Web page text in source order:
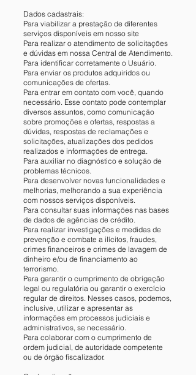
Dados cadastrais:
Para viabilizar a prestação de diferentes
serviços disponíveis em nosso site
Para realizar o atendimento de solicitações
e dúvidas em nossa Central de Atendimento.
Para identificar corretamente o Usuário.
Para enviar os produtos adquiridos ou
comunicações de ofertas.
Para entrar em contato com você, quando
necessário. Esse contato pode contemplar
diversos assuntos, como comunicação
sobre promoções e ofertas, respostas a
dúvidas, respostas de reclamações e
solicitações, atualizações dos pedidos
realizados e informações de entrega.
Para auxiliar no diagnóstico e solução de
problemas técnicos.
Para desenvolver novas funcionalidades e
melhorias, melhorando a sua experiência
com nossos serviços disponíveis.
Para consultar suas informações nas bases
de dados de agências de crédito.
Para realizar investigações e medidas de
prevenção e combate a ilícitos, fraudes,
crimes financeiros e crimes de lavagem de
dinheiro e/ou de financiamento ao
terrorismo.
Para garantir o cumprimento de obrigação
legal ou regulatória ou garantir o exercício
regular de direitos. Nesses casos, podemos,
inclusive, utilizar e apresentar as
informações em processos judiciais e
administrativos, se necessário.
Para colaborar com o cumprimento de
ordem judicial, de autoridade competente
ou de órgão fiscalizador.